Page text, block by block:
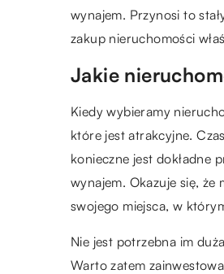
wynajem. Przynosi to
zakup nieruchomości
Jakie
Kiedy wybieramy
które jest atrakcyjne.
konieczne jest dokładne
wynajem. Okazuje się, że
swojego miejsca, w
Nie jest potrzebna im
Warto zatem